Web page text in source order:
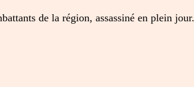
de la région, assassiné en plein jour.